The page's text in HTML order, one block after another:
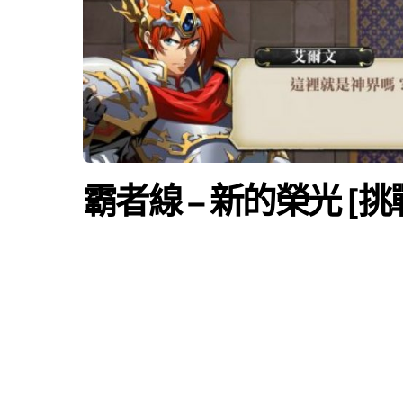
霸者線 – 新的榮光 [挑